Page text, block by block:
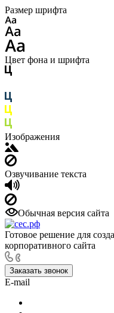
Размер шрифта
Цвет фона и шрифта
Изображения
Озвучивание текста
Обычная версия сайта
Готовое решение для
корпоративного сайта
Заказать звонок
E-mail